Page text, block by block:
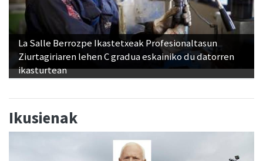
La Salle Berrozpe Ikastetxeak Profesionaltasun
Ziurtagiriaren lehen C gradua eskainiko du datorren
ikasturtean
Ikusienak